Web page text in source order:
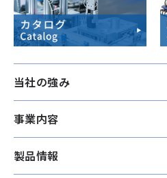
当社の強み
事業内容
製品情報